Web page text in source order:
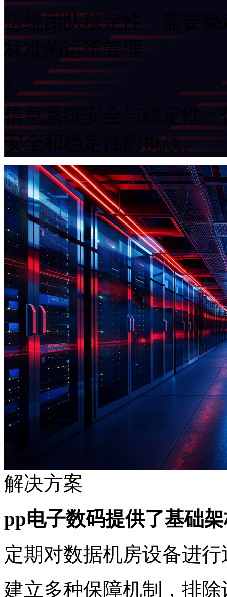
运维团队稳定性
标准的运维管理。
信息系统安全与稳定性
安全和稳定性的挑战。
解决方案
pp电子数码提供了基础架构维保
定期对数据机房设备进
建立多种保障机制，